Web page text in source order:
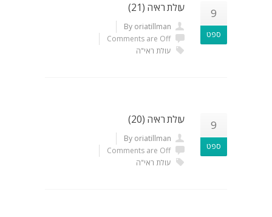
9
ספט
עולת ראיה (21)
By oriatillman
Comments are Off
עולת ראי"ה
9
ספט
עולת ראיה (20)
By oriatillman
Comments are Off
עולת ראי"ה